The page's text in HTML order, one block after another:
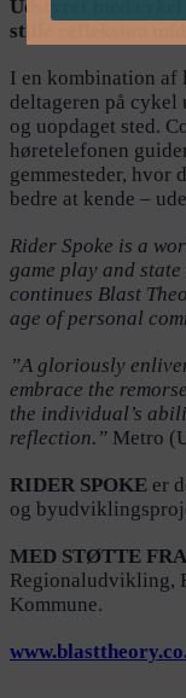
Udstyret med cykel
stille refleksion
I en kombination af
deltageren på
og uopdaget sted.
høretelefonen
gemmesteder, hvor
bedre at kende –
Rider Spoke is a
game play and
continues Blast
age of personal
”A gloriously
embrace the
the individual’s
reflection.” Metro
RIDER SPOKE er
og
MED STØTTE
Regionaludvikling,
Kommune.